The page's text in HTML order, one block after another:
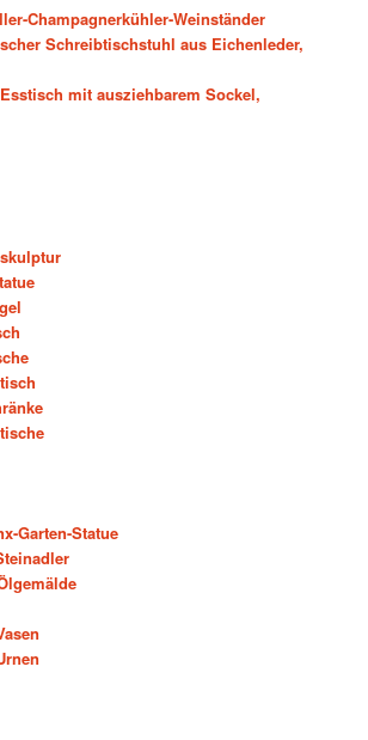
Champagnerkühler-Weinständer
Schreibtischstuhl aus Eichenleder,
mit ausziehbarem Sockel,
Garten-Statue